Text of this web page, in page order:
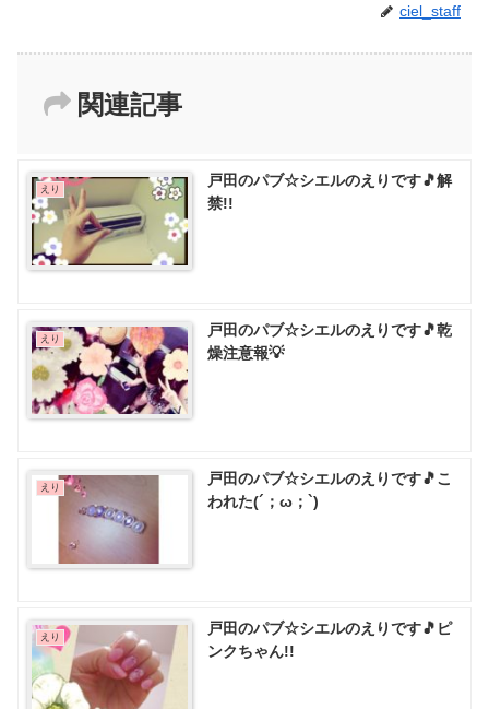
ciel_staff
関連記事
えり
戸田のパブ☆シエルのえりです🎵解
禁!!
えり
戸田のパブ☆シエルのえりです🎵乾
燥注意報💡
えり
戸田のパブ☆シエルのえりです🎵こ
われた(´；ω；`)
えり
戸田のパブ☆シエルのえりです🎵ピ
ンクちゃん!!